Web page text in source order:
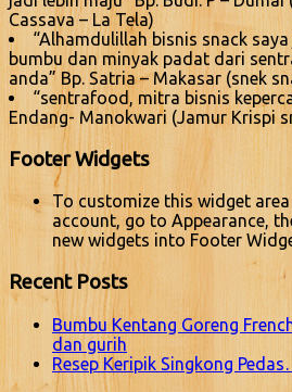
Cassava – La Tela)
“Alhamdulillah bisnis snack
bumbu dan minyak padat dari
anda” Bp. Satria – Makasar (snek
“sentrafood, mitra bisnis
Endang- Manokwari (Jamur Krispi
Footer Widgets
To customize this widget
account, go to Appearance,
new widgets into Footer
Recent Posts
Bumbu Kentang Goreng
dan gurih
Resep Keripik Singkong